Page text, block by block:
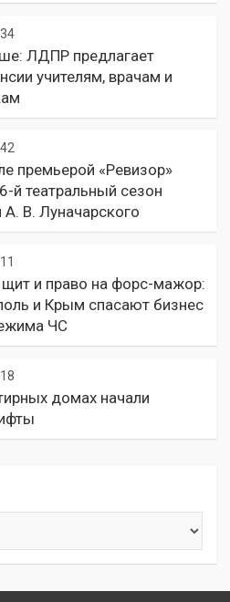
ЛДПР предлагает
учителям, врачам и
премьерой «Ревизор»
й театральный сезон
А. В. Луначарского
и право на форс-мажор:
и Крым спасают бизнес
ЧС
домах начали